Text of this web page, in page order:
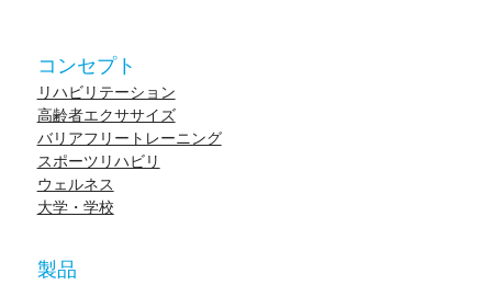
コンセプト
リハビリテーション
高齢者エクササイズ
バリアフリートレーニング
スポーツリハビリ
ウェルネス
大学・学校
製品